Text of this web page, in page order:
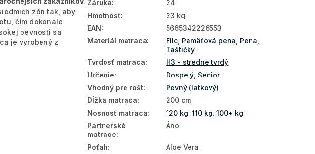
zón tak, aby
čím dokonale
pevnosti sa
je vyrobený z
Záruka:
24
Hmotnosť:
23 kg
EAN:
5665342226553
Materiál matraca: Filc Pamäťová pena Pena
Taštičky
Tvrdosť matraca:
H3 - stredne tvrdý
Určenie: Dospelý Senior
Vhodný pre rošt:
Pevný (latkový)
Dĺžka matraca:
200 cm
Nosnosť matraca: 120 kg ,110 kg ,100+ kg
Partnerské
matrace:
Áno
Poťah:
Aloe Vera